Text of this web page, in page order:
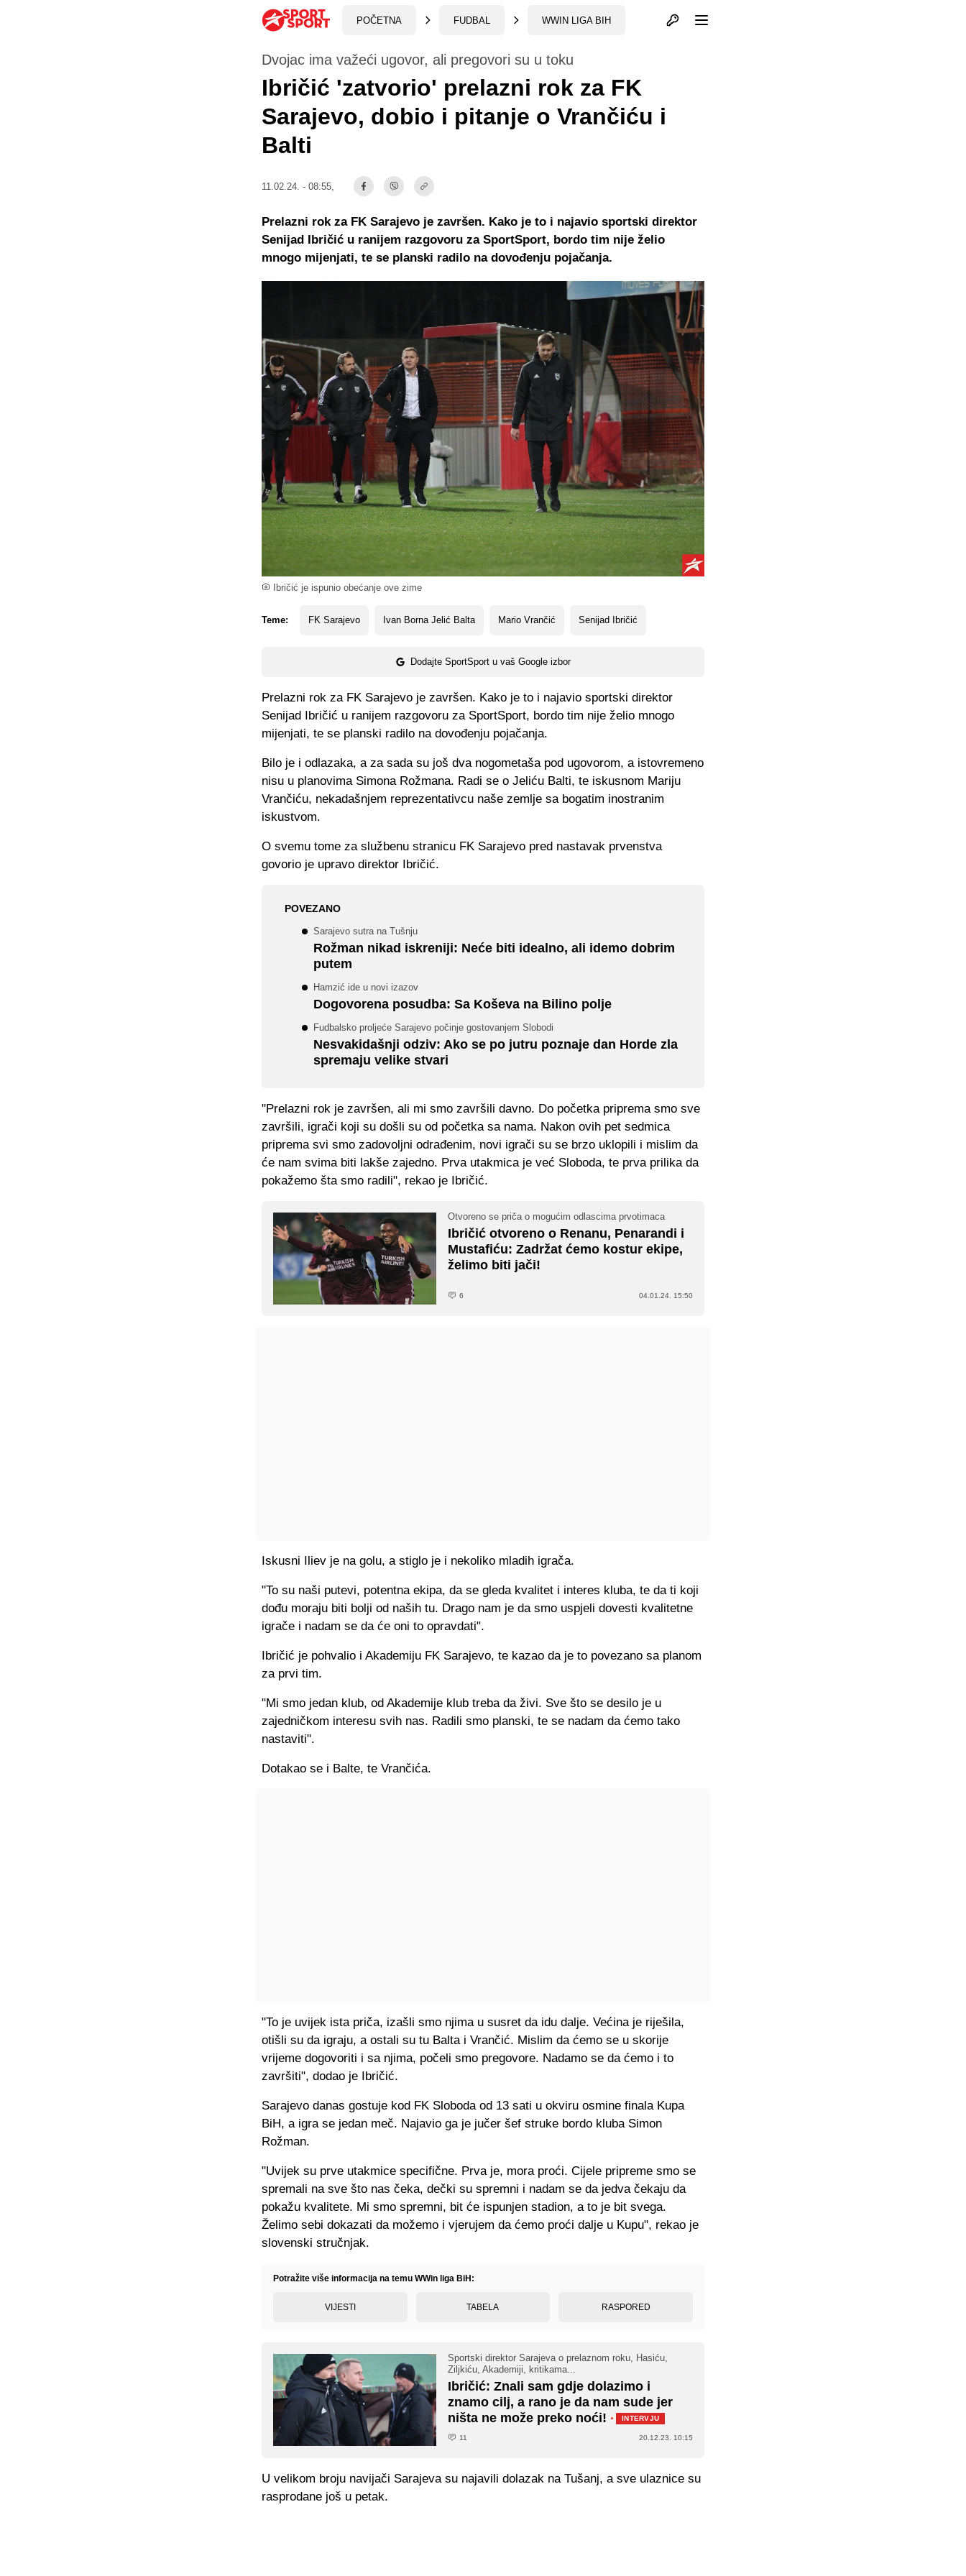
POČETNA FUDBAL WWIN LIGA BIH Otvori profil
Ibričić je ispunio obećanje ove zime
Dvojac ima važeći ugovor, ali pregovori su u toku
Ibričić 'zatvorio' prelazni rok za FK
Sarajevo, dobio i pitanje o Vrančiću i
Balti
11.02.24. - 08:55,
Teme: FK Sarajevo Ivan Borna Jelić Balta Mario Vrančić Senijad Ibričić
Dodajte SportSport u vaš Google izbor
Prelazni rok za FK Sarajevo je završen. Kako je to i najavio sportski direktor
Senijad Ibričić u ranijem razgovoru za SportSport, bordo tim nije želio
mnogo mijenjati, te se planski radilo na dovođenju pojačanja.
Prelazni rok za FK Sarajevo je završen. Kako je to i najavio sportski direktor
Senijad Ibričić u ranijem razgovoru za SportSport, bordo tim nije želio mnogo
mijenjati, te se planski radilo na dovođenju pojačanja.
Bilo je i odlazaka, a za sada su još dva nogometaša pod ugovorom, a istovremeno
nisu u planovima Simona Rožmana. Radi se o Jeliću Balti, te iskusnom Mariju
Vrančiću, nekadašnjem reprezentativcu naše zemlje sa bogatim inostranim
iskustvom.
O svemu tome za službenu stranicu FK Sarajevo pred nastavak prvenstva
govorio je upravo direktor Ibričić.
POVEZANO
Sarajevo sutra na Tušnju
Rožman nikad iskreniji: Neće biti idealno, ali idemo dobrim
putem
Hamzić ide u novi izazov
Dogovorena posudba: Sa Koševa na Bilino polje
Fudbalsko proljeće Sarajevo počinje gostovanjem Slobodi
Nesvakidašnji odziv: Ako se po jutru poznaje dan Horde zla
spremaju velike stvari
"Prelazni rok je završen, ali mi smo završili davno. Do početka priprema smo sve
završili, igrači koji su došli su od početka sa nama. Nakon ovih pet sedmica
priprema svi smo zadovoljni odrađenim, novi igrači su se brzo uklopili i mislim da
će nam svima biti lakše zajedno. Prva utakmica je već Sloboda, te prva prilika da
pokažemo šta smo radili", rekao je Ibričić.
Otvoreno se priča o mogućim odlascima prvotimaca
Ibričić otvoreno o Renanu, Penarandi i
Mustafiću: Zadržat ćemo kostur ekipe,
želimo biti jači!
6 04.01.24. 15:50
Iskusni Iliev je na golu, a stiglo je i nekoliko mladih igrača.
"To su naši putevi, potentna ekipa, da se gleda kvalitet i interes kluba, te da ti koji
dođu moraju biti bolji od naših tu. Drago nam je da smo uspjeli dovesti kvalitetne
igrače i nadam se da će oni to opravdati".
Ibričić je pohvalio i Akademiju FK Sarajevo, te kazao da je to povezano sa planom
za prvi tim.
"Mi smo jedan klub, od Akademije klub treba da živi. Sve što se desilo je u
zajedničkom interesu svih nas. Radili smo planski, te se nadam da ćemo tako
nastaviti".
Dotakao se i Balte, te Vrančića.
"To je uvijek ista priča, izašli smo njima u susret da idu dalje. Većina je riješila,
otišli su da igraju, a ostali su tu Balta i Vrančić. Mislim da ćemo se u skorije
vrijeme dogovoriti i sa njima, počeli smo pregovore. Nadamo se da ćemo i to
završiti", dodao je Ibričić.
Sarajevo danas gostuje kod FK Sloboda od 13 sati u okviru osmine finala Kupa
BiH, a igra se jedan meč. Najavio ga je jučer šef struke bordo kluba Simon
Rožman.
"Uvijek su prve utakmice specifične. Prva je, mora proći. Cijele pripreme smo se
spremali na sve što nas čeka, dečki su spremni i nadam se da jedva čekaju da
pokažu kvalitete. Mi smo spremni, bit će ispunjen stadion, a to je bit svega.
Želimo sebi dokazati da možemo i vjerujem da ćemo proći dalje u Kupu", rekao je
slovenski stručnjak.
Potražite više informacija na temu WWin liga BiH:
VIJESTI TABELA RASPORED
Sportski direktor Sarajeva o prelaznom roku, Hasiću,
Ziljkiću, Akademiji, kritikama...
Ibričić: Znali sam gdje dolazimo i
znamo cilj, a rano je da nam sude jer
ništa ne može preko noći! · INTERVJU
11 20.12.23. 10:15
U velikom broju navijači Sarajeva su najavili dolazak na Tušanj, a sve ulaznice su
rasprodane još u petak.